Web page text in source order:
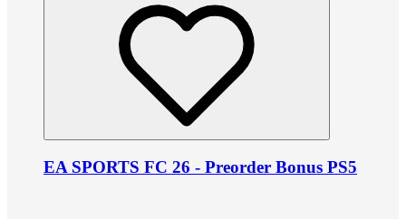
EA SPORTS FC 26 - Preorder Bonus PS5